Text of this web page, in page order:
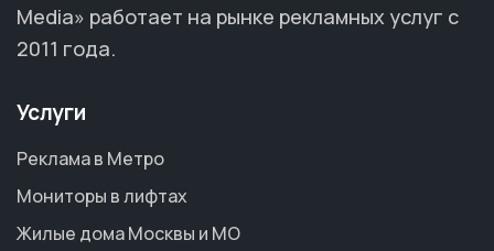
Media» работает на рынке рекламных услуг с
2011 года.
Услуги
Реклама в Метро
Мониторы в лифтах
Жилые дома Москвы и МО